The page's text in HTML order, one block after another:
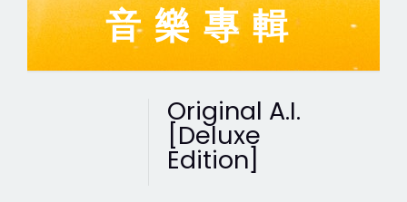
音樂專輯
Original A.I.
[Deluxe
Edition]